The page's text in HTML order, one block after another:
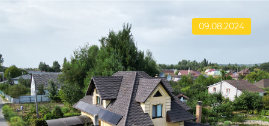
09.08.2024